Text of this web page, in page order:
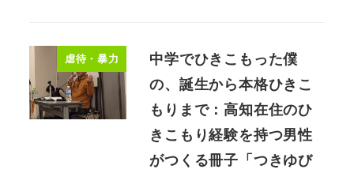
虐待・暴力
中学でひきこもった僕
の、誕生から本格ひきこ
もりまで：高知在住のひ
きこもり経験を持つ男性
がつくる冊子「つきゆび